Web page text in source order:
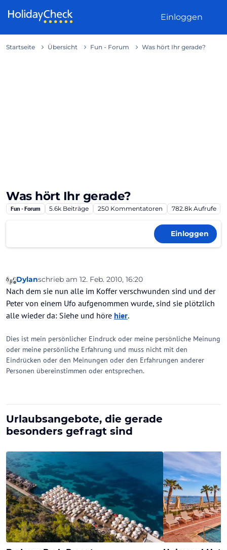
Einloggen
Startseite Übersicht Fun - Forum Was hört Ihr gerade?
Was hört Ihr gerade?
Fun - Forum 5.6k Beiträge 250 Kommentatoren 782.8k Aufrufe
Einloggen
Offline
Dylanschrieb am 12. Feb. 2010, 16:20
zuletzt editiert von
Nach dem sie nun alle im Koffer verschwunden sind und der
Peter von einem Ufo aufgenommen wurde, sind sie plötzlich
alle wieder da: Siehe und höre hier.
Dies ist mein persönlicher Eindruck oder meine persönliche Meinung
oder meine persönliche Erfahrung und muss nicht mit den
Eindrücken oder den Meinungen oder den Erfahrungen anderer
Personen übereinstimmen oder entsprechen.